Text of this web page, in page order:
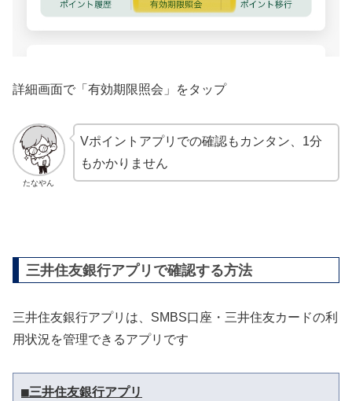
詳細画面で「有効期限照会」をタップ
たなやん
Vポイントアプリでの確認もカンタン、1分
もかかりません
三井住友銀行アプリで確認する方法
三井住友銀行アプリは、SMBS口座・三井住友カードの利
用状況を管理できるアプリです
■三井住友銀行アプリ